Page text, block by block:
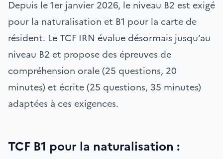
Depuis le 1er janvier 2026, le niveau B2 est exigé
pour la naturalisation et B1 pour la carte de
résident. Le TCF IRN évalue désormais jusqu’au
niveau B2 et propose des épreuves de
compréhension orale (25 questions, 20
minutes) et écrite (25 questions, 35 minutes)
adaptées à ces exigences.
TCF B1 pour la naturalisation :